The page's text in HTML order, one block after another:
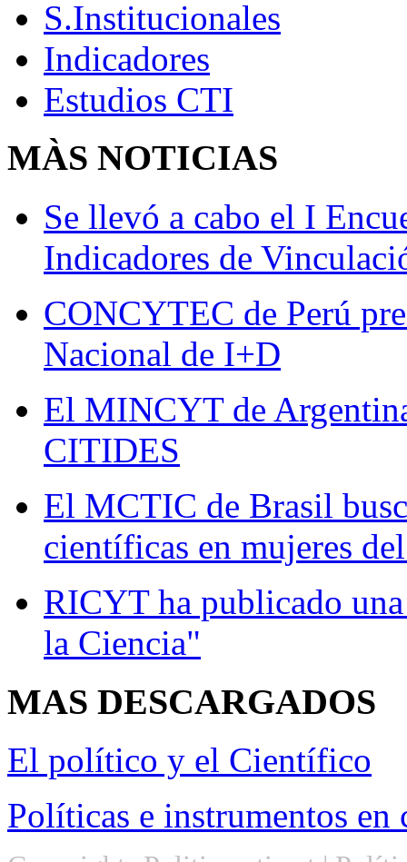
S.Institucionales
Indicadores
Estudios CTI
MÀS NOTICIAS
Se llevó a cabo el I
Indicadores de
CONCYTEC de Perú
Nacional de I+D
El MINCYT de
CITIDES
El MCTIC de Brasil
científicas en mujeres
RICYT ha publicado
la Ciencia"
MAS DESCARGADOS
El político y el Científico
Políticas e instrumentos